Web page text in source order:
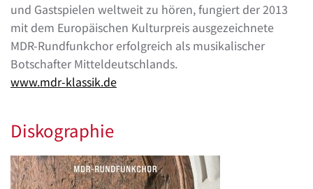
und Gastspielen weltweit zu hören, fungiert der 2013
mit dem Europäischen Kulturpreis ausgezeichnete
MDR-Rundfunkchor erfolgreich als musikalischer
Botschafter Mitteldeutschlands.
www.mdr-klassik.de
Diskographie